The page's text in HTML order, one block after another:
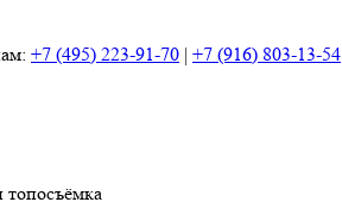
+7 (495) 223-91-70 | +7 (916) 803-13-54
топосъёмка